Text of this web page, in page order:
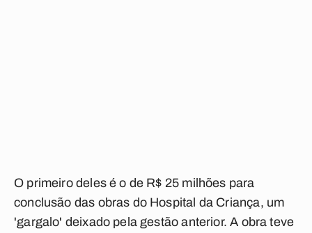
O primeiro deles é o de R$ 25 milhões para
conclusão das obras do Hospital da Criança, um
'gargalo' deixado pela gestão anterior. A obra teve